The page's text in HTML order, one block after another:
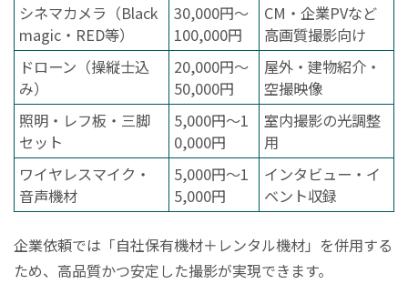
シネマカメラ（Black
magic・RED等）
30,000円〜
100,000円
CM・企業PVなど
高画質撮影向け
ドローン（操縦士込
み）
20,000円〜
50,000円
屋外・建物紹介・
空撮映像
照明・レフ板・三脚
セット
5,000円〜1
0,000円
室内撮影の光調整
用
ワイヤレスマイク・
音声機材
5,000円〜1
5,000円
インタビュー・イ
ベント収録
企業依頼では「自社保有機材＋レンタル機材」を併用する
ため、高品質かつ安定した撮影が実現できます。